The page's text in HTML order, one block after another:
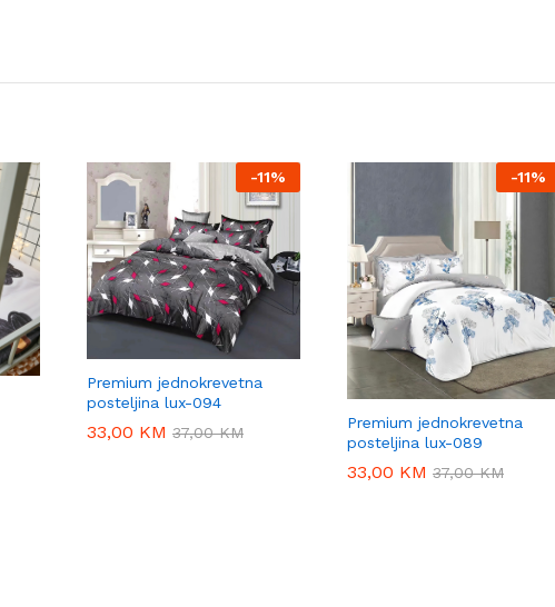
-11%
Premium jednokrevetna
posteljina lux-094
33,00 KM 37,00KM
33,00 KM 37,00KM
-11%
Premium jednokrevetna
posteljina lux-089
33,00 KM 37,00KM
33,00 KM 37,00KM